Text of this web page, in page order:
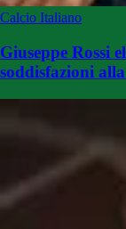
Calcio Italiano
Giuseppe Rossi
soddisfazioni